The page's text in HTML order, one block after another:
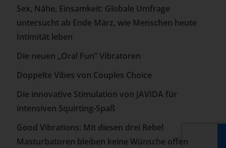
Sex, Nähe, Einsamkeit: Globale Umfrage
untersucht ab Ende März, wie Menschen heute
Intimität leben
Die neuen „Oral Fun“ Vibratoren
Doppelte Vibes von Couples Choice
Die innovative Stimulation von JAVIDA für
intensiven Squirting-Spaß
Good Vibrations: Mit diesen drei Rebel
Masturbatoren bleiben keine Wünsche offen